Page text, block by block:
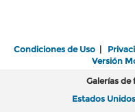
Condiciones de Uso |
Versión
Galerías de
Estados Unidos